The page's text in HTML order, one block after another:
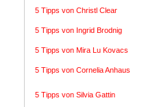
5 Tipps von Christl Clear
5 Tipps von Ingrid Brodnig
5 Tipps von Mira Lu Kovacs
5 Tipps von Cornelia Anhaus
5 Tipps von Silvia Gattin